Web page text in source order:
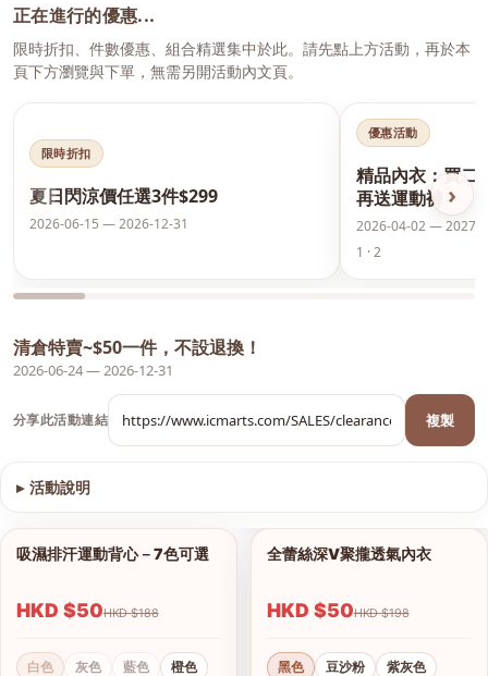
正在進行的優惠...
限時折扣、件數優惠、組合精選集中於此。請先點上方活動，再於本
頁下方瀏覽與下單，無需另開活動內文頁。
‹ ›
限時折扣
夏日閃涼價任選3件$299
2026-06-15 — 2026-12-31
優惠活動
精品內衣：買二
再送運動褲
2026-04-02 — 2027-
1 · 2
清倉特賣~$50一件，不設退換！
2026-06-24 — 2026-12-31
分享此活動連結 複製
▸ 活動說明
1/9
查看圖片
吸濕排汗運動背心－7色可選
HKD $50 HKD $188
白色 灰色 藍色
橙色
全蕾絲深V聚攏透氣內衣
HKD $50 HKD $198
黑色 豆沙粉
紫灰色